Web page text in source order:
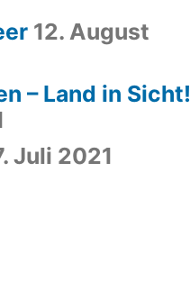
12. August
– Land in Sicht!
Juli 2021